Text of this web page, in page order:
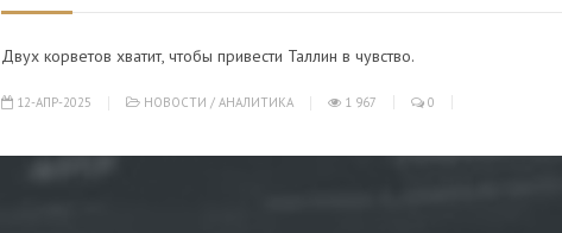
Двух корветов хватит, чтобы привести Таллин в чувство.
12-АПР-2025 НОВОСТИ / АНАЛИТИКА 1 967 0